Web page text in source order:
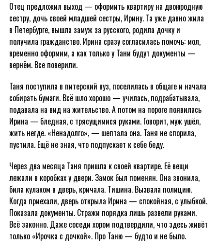
Отец предложил выход — оформить квартиру на двоюродную
сестру, дочь своей младшей сестры, Ирину. Та уже давно жила
в Петербурге, вышла замуж за русского, родила дочку и
получила гражданство. Ирина сразу согласилась помочь: мол,
временно оформим, а как только у Тани будут документы —
вернём. Все поверили.
Таня поступила в питерский вуз, поселилась в общаге и начала
собирать бумаги. Всё шло хорошо — училась, подрабатывала,
подавала на вид на жительство. А потом на пороге появилась
Ирина — бледная, с трясущимися руками. Говорит, муж ушёл,
жить негде. «Ненадолго», — шептала она. Таня не спорила,
пустила. Ещё не зная, что подпускает к себе беду.
Через два месяца Таня пришла к своей квартире. Её вещи
лежали в коробках у двери. Замок был поменян. Она звонила,
била кулаком в дверь, кричала. Тишина. Вызвала полицию.
Когда приехали, дверь открыла Ирина — спокойная, с улыбкой.
Показала документы. Стражи порядка лишь развели руками.
Всё законно. Даже соседи хором подтвердили, что здесь живёт
только «Ирочка с дочкой». Про Таню — будто и не было.